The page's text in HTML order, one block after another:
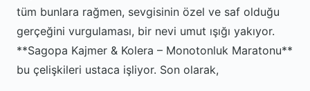
tüm bunlara rağmen, sevgisinin özel ve saf olduğu
gerçeğini vurgulaması, bir nevi umut ışığı yakıyor.
**Sagopa Kajmer & Kolera – Monotonluk Maratonu**
bu çelişkileri ustaca işliyor. Son olarak,